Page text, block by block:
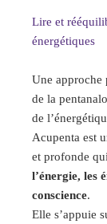
Lire et
énergétiques
Une approche
de la
de
Acupenta est
et profonde
l’énergie, les
conscience.
Elle s’appuie